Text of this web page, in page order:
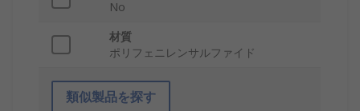
No
材質
ポリフェニレンサルファイド
類似製品を探す